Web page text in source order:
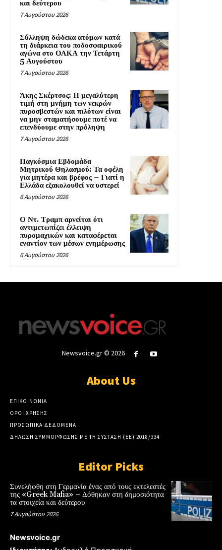
και δεύτερου
7 Αυγούστου 2026
Σύλληψη δώδεκα ατόμων κατά
τη διάρκεια του ποδοσφαιρικού
αγώνα στο ΟΑΚΑ την Τετάρτη
5 Αυγούστου
7 Αυγούστου 2026
Άκης Σκέρτσος: Η μεγαλύτερη
τιμή στη μνήμη των νεκρών
πυροσβεστών και πιλότων είναι
να μην σταματήσουμε ποτέ να
επενδύουμε στην πρόληψη
7 Αυγούστου 2026
Παγκόσμια Εβδομάδα
Μητρικού Θηλασμού: Τα οφέλη
για μητέρα και βρέφος – Γιατί η
Ελλάδα εξακολουθεί να υστερεί
6 Αυγούστου 2026
Ο Ντ. Τραμπ αρνείται ότι
αντιμετωπίζει έλλειψη
πυρομαχικών και καταφέρεται
εναντίον των μέσων ενημέρωσης
6 Αυγούστου 2026
Newsvoice.gr © 2026
About Us
ΕΠΙΚΟΙΝΩΝΙΑ
ΟΡΟΙ ΧΡΗΣΗΣ
ΠΡΟΣΩΠΙΚΑ ΔΕΔΟΜΕΝΑ
ΔΗΛΩΣΗ ΣΥΜΜΟΡΦΩΣΗΣ ΜΕ ΤΗ ΣΥΣΤΑΣΗ (ΕΕ) 2018/334
Editor Picks
Συνελήφθη στη Γερμανία ένας από τους εκτελεστές
της «Greek Mafia» – Δόθηκαν στη δημοσιότητα
τα στοιχεία και δεύτερου
7 Αυγούστου 2026
Newsvoice.gr